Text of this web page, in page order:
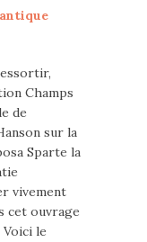
Champs
de
sur la
Sparte la
vivement
cet ouvrage
le